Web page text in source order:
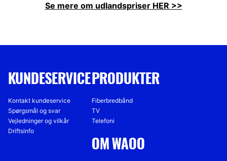
Se mere om udlandspriser HER >>
KUNDESERVICE
Kontakt kundeservice
Spørgsmål og svar
Vejledninger og vilkår
Driftsinfo
PRODUKTER
Fiberbredbånd
TV
Telefoni
OM WAOO